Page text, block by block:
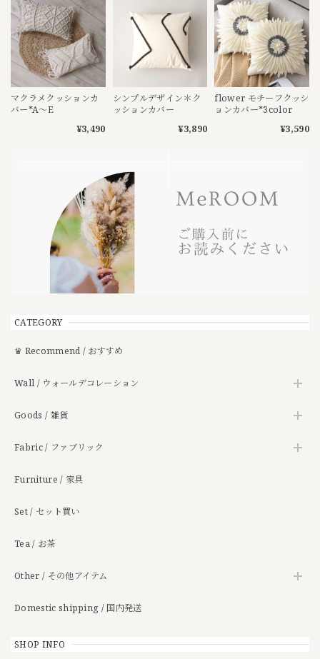
CATEGORY
♛ Recommend / おすすめ
Wall / ウォールデコレーション
Goods / 雑貨
Fabric / ファブリック
Furniture / 家具
Set / セット買い
Tea / お茶
Other / その他アイテム
Domestic shipping / 国内発送
SHOP INFO
マクラメクッションカ
バー*A〜E
¥3,490
シンプルデザイン＊ク
ッションカバー
¥3,890
flower モチーフクッシ
ョンカバー*3color
¥3,590